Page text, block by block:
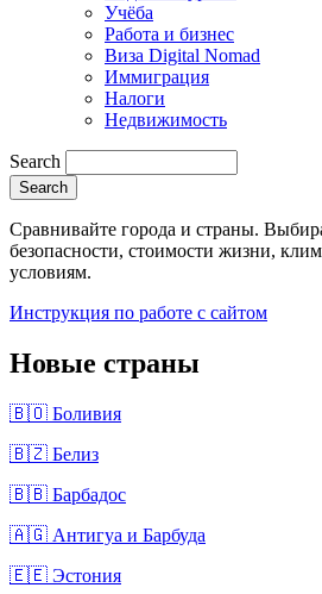
Учёба
Работа и бизнес
Виза Digital Nomad
Иммиграция
Налоги
Недвижимость
Search
Сравнивайте города и страны.
безопасности, стоимости жизни,
условиям.
Инструкция по работе с сайтом
Новые страны
🇧🇴 Боливия
🇧🇿 Белиз
🇧🇧 Барбадос
🇦🇬 Антигуа и Барбуда
🇪🇪 Эстония